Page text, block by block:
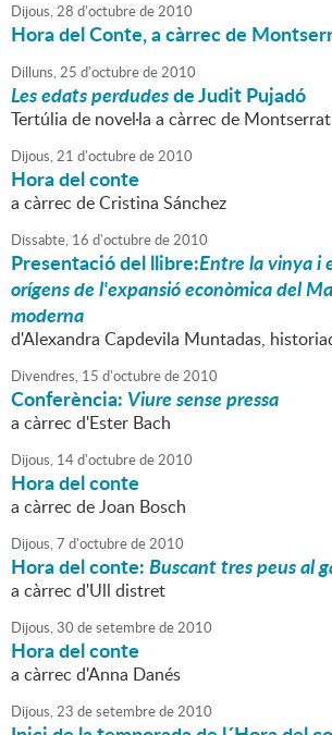
Dijous,28 d'octubrede2010
Hora del Conte, a càrrec de
Dilluns,25 d'octubrede2010
Les edats perdudesde Judit Pujadó
Tertúlia de novel·la a càrrec de
Dijous,21 d'octubrede2010
Hora del conte
a càrrec de Cristina Sánchez
Dissabte, 16 d'octubrede2010
Presentació del llibre:Entre la vinya i
orígens de l'expansió econòmica del
moderna
d'Alexandra Capdevila Muntadas,
Divendres, 15 d'octubrede2010
Conferència: Viure sense pressa
a càrrec d'Ester Bach
Dijous, 14d'octubrede2010
Hora del conte
a càrrec de Joan Bosch
Dijous,7 d'octubrede2010
Hora del conte:Buscant tres peus al
a càrrec d'Ull distret
Dijous,30 desetembrede2010
Hora del conte
a càrrec d'Anna Danés
Dijous,23 desetembrede2010